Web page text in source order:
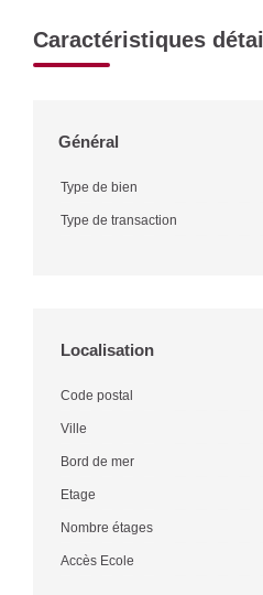
Caractéristiques
Général
Type de bien
Type de transaction
Localisation
Code postal
Ville
Bord de mer
Etage
Nombre étages
Accès Ecole